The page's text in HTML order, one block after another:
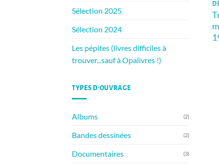
Sélection 2025
Sélection 2024
Les pépites (livres difficiles à
trouver...sauf à Opalivres !)
TYPES D’OUVRAGE
Albums (2)
Bandes dessinées (2)
Documentaires (3)